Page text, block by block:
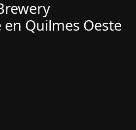
Quilmes Oeste